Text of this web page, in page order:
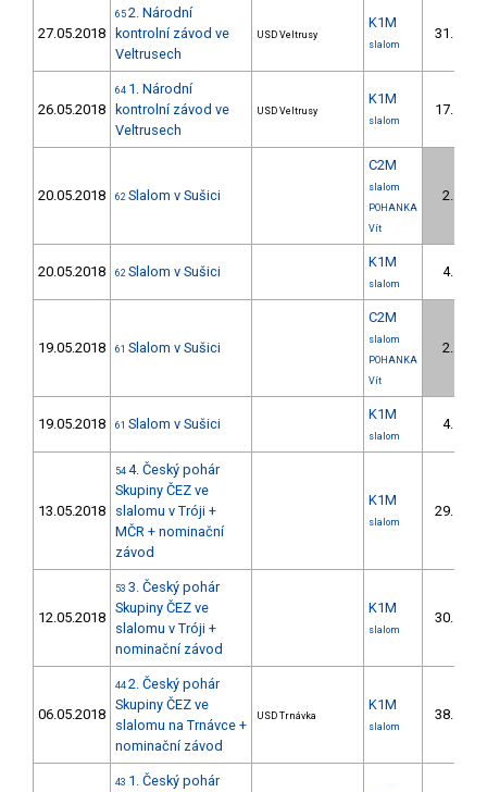
27.05.2018
65 2. Národní
kontrolní závod ve
Veltrusech
USD Veltrusy
K1M
slalom
31.
26.05.2018
64 1. Národní
kontrolní závod ve
Veltrusech
USD Veltrusy
K1M
slalom
17.
20.05.2018 62 Slalom v Sušici
C2M
slalom
POHANKA
Vít
2.
20.05.2018 62 Slalom v Sušici
K1M
slalom
4.
19.05.2018 61 Slalom v Sušici
C2M
slalom
POHANKA
Vít
2.
19.05.2018 61 Slalom v Sušici
K1M
slalom
4.
13.05.2018
54 4. Český pohár
Skupiny ČEZ ve
slalomu v Tróji +
MČR + nominační
závod
K1M
slalom
29.
12.05.2018
53 3. Český pohár
Skupiny ČEZ ve
slalomu v Tróji +
nominační závod
K1M
slalom
30.
06.05.2018
44 2. Český pohár
Skupiny ČEZ ve
slalomu na Trnávce +
nominační závod
USD Trnávka
K1M
slalom
38.
43 1. Český pohár